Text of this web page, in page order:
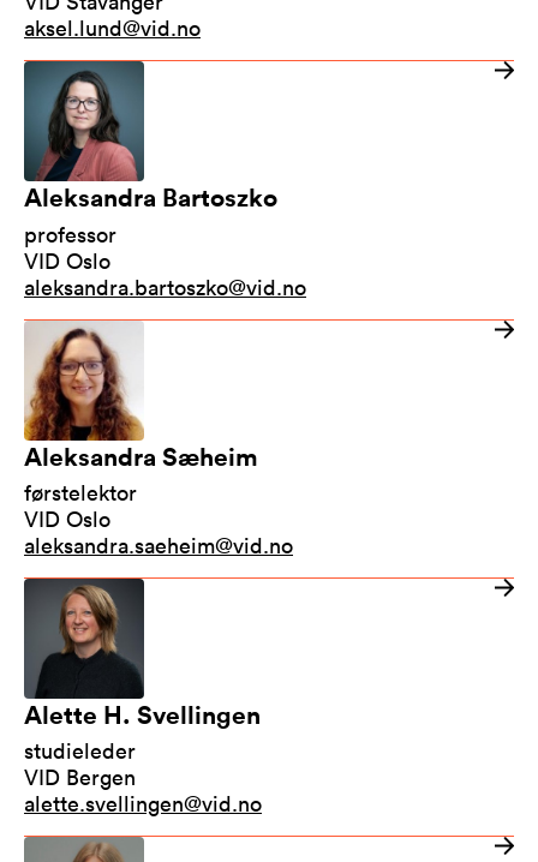
aksel.lund@vid.no
Aleksandra Bartoszko
professor
VID Oslo
aleksandra.bartoszko@vid.no
Aleksandra Sæheim
førstelektor
VID Oslo
aleksandra.saeheim@vid.no
Alette H. Svellingen
studieleder
VID Bergen
alette.svellingen@vid.no